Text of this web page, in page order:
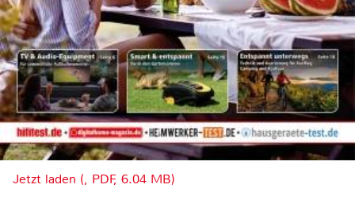
Jetzt laden (, PDF, 6.04 MB)